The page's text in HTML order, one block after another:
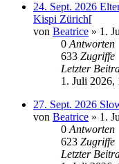
24. Sept. 2026
Kispi Zürich[
von Beatrice » 1.
0 Antworten
633 Zugriffe
Letzter
1. Juli 2026,
27. Sept. 2026
von Beatrice » 1.
0 Antworten
623 Zugriffe
Letzter